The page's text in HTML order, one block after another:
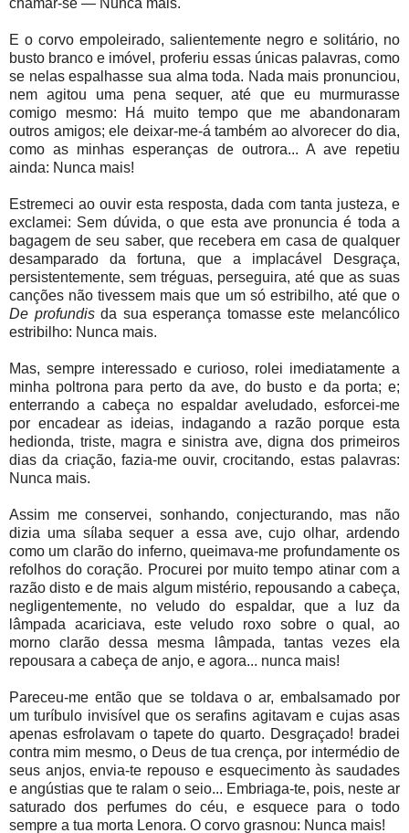
chamar-se — Nunca mais.
E o corvo empoleirado, salientemente negro e solitário, no
busto branco e imóvel, proferiu essas únicas palavras, como
se nelas espalhasse sua alma toda. Nada mais pronunciou,
nem agitou uma pena sequer, até que eu murmurasse
comigo mesmo: Há muito tempo que me abandonaram
outros amigos; ele deixar-me-á também ao alvorecer do dia,
como as minhas esperanças de outrora... A ave repetiu
ainda: Nunca mais!
Estremeci ao ouvir esta resposta, dada com tanta justeza, e
exclamei: Sem dúvida, o que esta ave pronuncia é toda a
bagagem de seu saber, que recebera em casa de qualquer
desamparado da fortuna, que a implacável Desgraça,
persistentemente, sem tréguas, perseguira, até que as suas
canções não tivessem mais que um só estribilho, até que o
De profundisda sua esperança tomasse este melancólico
estribilho: Nunca mais.
Mas, sempre interessado e curioso, rolei imediatamente a
minha poltrona para perto da ave, do busto e da porta; e;
enterrando a cabeça no espaldar aveludado, esforcei-me
por encadear as ideias, indagando a razão porque esta
hedionda, triste, magra e sinistra ave, digna dos primeiros
dias da criação, fazia-me ouvir, crocitando, estas palavras:
Nunca mais.
Assim me conservei, sonhando, conjecturando, mas não
dizia uma sílaba sequer a essa ave, cujo olhar, ardendo
como um clarão do inferno, queimava-me profundamente os
refolhos do coração. Procurei por muito tempo atinar com a
razão disto e de mais algum mistério, repousando a cabeça,
negligentemente, no veludo do espaldar, que a luz da
lâmpada acariciava, este veludo roxo sobre o qual, ao
morno clarão dessa mesma lâmpada, tantas vezes ela
repousara a cabeça de anjo, e agora... nunca mais!
Pareceu-me então que se toldava o ar, embalsamado por
um turíbulo invisível que os serafins agitavam e cujas asas
apenas esfrolavam o tapete do quarto. Desgraçado! bradei
contra mim mesmo, o Deus de tua crença, por intermédio de
seus anjos, envia-te repouso e esquecimento às saudades
e angústias que te ralam o seio... Embriaga-te, pois, neste ar
saturado dos perfumes do céu, e esquece para o todo
sempre a tua morta Lenora. O corvo grasnou: Nunca mais!